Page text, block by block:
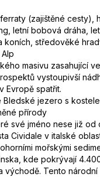
(zajištěné
letní bobová dráha,
středověké
masivu zasahující
vystoupivší
Evropě spatřit.
jezero s
přírody
své jméno nese již
Cividale v italské
mořskými
kde pokrývají
východě. Tento